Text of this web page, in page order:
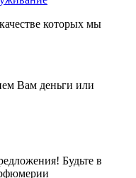
которых мы
Вам деньги или
Будьте в